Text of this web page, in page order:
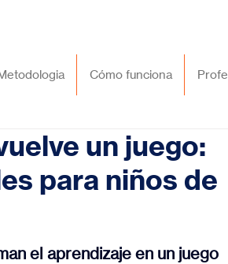
Cómo funciona
un juego:
para niños de
el aprendizaje en un juego